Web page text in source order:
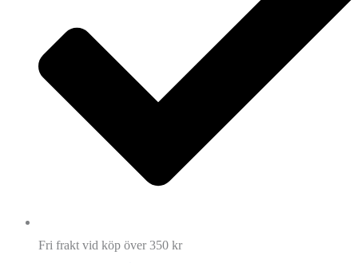
Fri frakt vid köp över 350 kr